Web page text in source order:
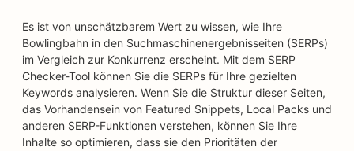
Es ist von unschätzbarem Wert zu wissen, wie Ihre
Bowlingbahn in den Suchmaschinenergebnisseiten (SERPs)
im Vergleich zur Konkurrenz erscheint. Mit dem SERP
Checker-Tool können Sie die SERPs für Ihre gezielten
Keywords analysieren. Wenn Sie die Struktur dieser Seiten,
das Vorhandensein von Featured Snippets, Local Packs und
anderen SERP-Funktionen verstehen, können Sie Ihre
Inhalte so optimieren, dass sie den Prioritäten der